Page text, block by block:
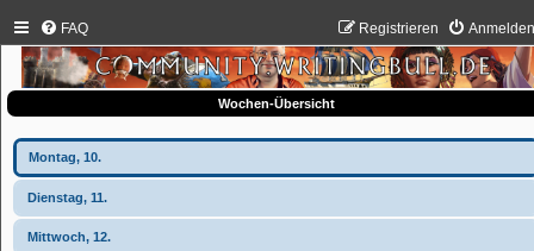
FAQ Registrieren
Wochen-Übersicht
Montag, 10.
Dienstag, 11.
Mittwoch, 12.